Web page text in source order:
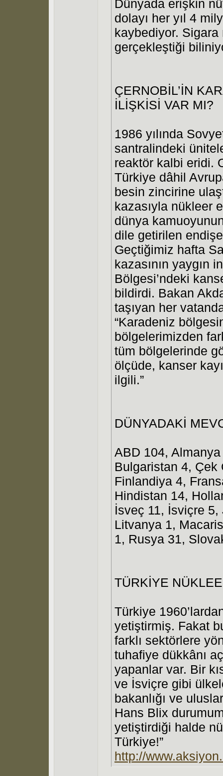
Dünyada erişkin
dolayı her yıl 4
kaybediyor. Sigara
gerçekleştiği
ÇERNOBİL’İN
İLİŞKİSİ VAR MI?
1986 yılında
santralindeki
reaktör kalbi eridi.
Türkiye dâhil
besin zincirine
kazasıyla nükleer
dünya
dile getirilen
Geçtiğimiz hafta
kazasının yaygın
Bölgesi’ndeki
bildirdi. Bakan
taşıyan her
“Karadeniz
bölgelerimizden
tüm bölgelerinde
ölçüde, kanser
ilgili.”
DÜNYADAKİ
ABD 104,
Bulgaristan 4, Çek
Finlandiya 4,
Hindistan 14,
İsveç 11, İsviçre
Litvanya 1,
1, Rusya 31,
TÜRKİYE
Türkiye
yetiştirmiş. Fakat
farklı sektörlere
tuhafiye dükkânı
yapanlar var. Bir
ve İsviçre gibi
bakanlığı ve
Hans Blix
yetiştirdiği halde
Türkiye!”
http://